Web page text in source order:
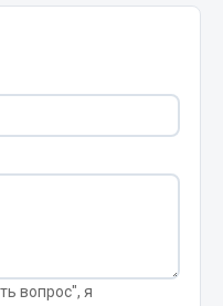
вопрос", я